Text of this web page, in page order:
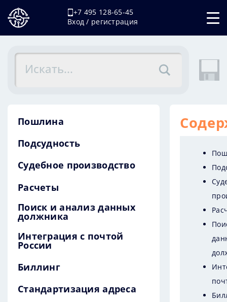
+7 495 128-65-45
Вход / регистрация
Пошлина
Подсудность
Судебное производство
Расчеты
Поиск и анализ данных
должника
Интеграция с почтой
России
Биллинг
Стандартизация адреса